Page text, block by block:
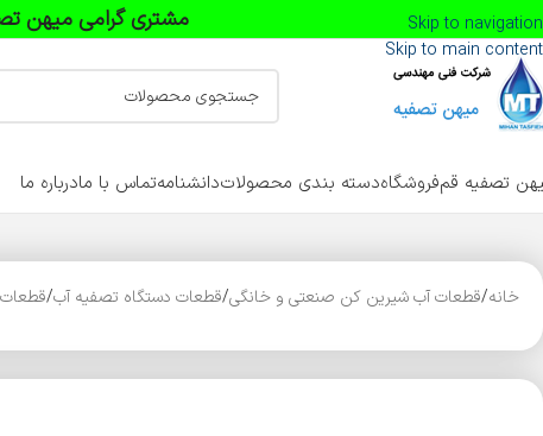
Skip to navigation
Skip to main content
مشتری گرامی میهن
تصفیه قمفروشگاهدسته بندی محصولاتدانشنامهتماس با مادرباره ما
خانه قطعات آب شیرین کن صنعتی و خانگی قطعات دستگاه تصفیه آب